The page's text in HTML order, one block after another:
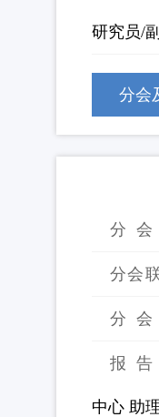
研究员/
分会
分
分会
分
报
中心 助